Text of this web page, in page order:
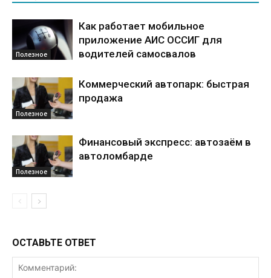
Полезное
Как работает мобильное
приложение АИС ОССИГ для
водителей самосвалов
Полезное
Коммерческий автопарк: быстрая
продажа
Полезное
Финансовый экспресс: автозаём в
автоломбарде
ОСТАВЬТЕ ОТВЕТ